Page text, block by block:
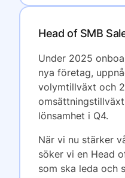
Head of SMB
Under 2025
nya företag,
volymtillväxt och
lönsamhet i Q4.
När vi nu stärker
söker vi en Head
som ska leda och